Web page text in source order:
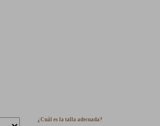
¿Cuál es la talla adecuada?